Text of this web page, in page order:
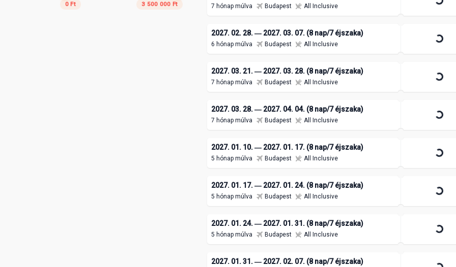
0 Ft 3 500 000 Ft 7 hónap múlva Budapest All Inclusive
2027. 02. 28. ― 2027. 03. 07. (8 nap/7 éjszaka)
6 hónap múlva Budapest All Inclusive
2027. 03. 21. ― 2027. 03. 28. (8 nap/7 éjszaka)
7 hónap múlva Budapest All Inclusive
2027. 03. 28. ― 2027. 04. 04. (8 nap/7 éjszaka)
7 hónap múlva Budapest All Inclusive
2027. 01. 10. ― 2027. 01. 17. (8 nap/7 éjszaka)
5 hónap múlva Budapest All Inclusive
2027. 01. 17. ― 2027. 01. 24. (8 nap/7 éjszaka)
5 hónap múlva Budapest All Inclusive
2027. 01. 24. ― 2027. 01. 31. (8 nap/7 éjszaka)
5 hónap múlva Budapest All Inclusive
2027. 01. 31. ― 2027. 02. 07. (8 nap/7 éjszaka)